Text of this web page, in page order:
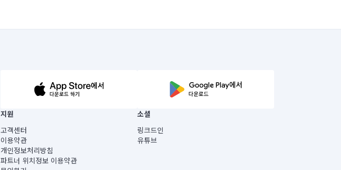
지원
고객센터
이용약관
개인정보처리방침
파트너 위치정보 이용약관
소셜
링크드인
유튜브